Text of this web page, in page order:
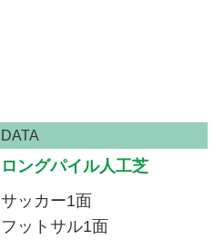
DATA
ロングパイル人工芝
サッカー1面
フットサル1面